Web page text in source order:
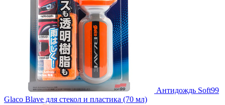
Антидождь Soft99
Glaco Blave для стекол и пластика (70 мл)